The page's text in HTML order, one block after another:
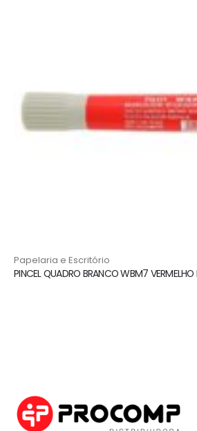
Papelaria e Escritório
PINCEL QUADRO BRANCO WBM7 VERMELHO